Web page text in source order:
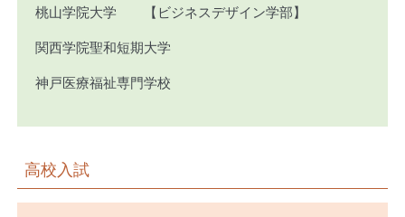
桃山学院大学 【ビジネスデザイン学部】
関西学院聖和短期大学
神戸医療福祉専門学校
高校入試